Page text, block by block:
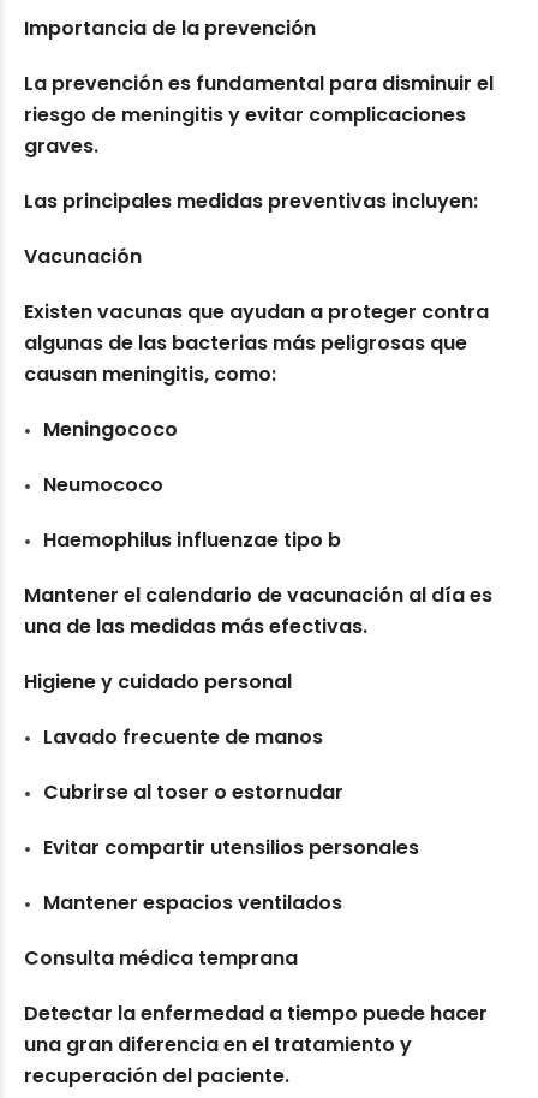
Importancia de la prevención
La prevención es fundamental para disminuir el
riesgo de meningitis y evitar complicaciones
graves.
Las principales medidas preventivas incluyen:
Vacunación
Existen vacunas que ayudan a proteger contra
algunas de las bacterias más peligrosas que
causan meningitis, como:
Meningococo
Neumococo
Haemophilus influenzae tipo b
Mantener el calendario de vacunación al día es
una de las medidas más efectivas.
Higiene y cuidado personal
Lavado frecuente de manos
Cubrirse al toser o estornudar
Evitar compartir utensilios personales
Mantener espacios ventilados
Consulta médica temprana
Detectar la enfermedad a tiempo puede hacer
una gran diferencia en el tratamiento y
recuperación del paciente.